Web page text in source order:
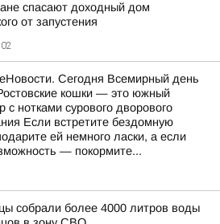
спасают доходный дом
от запустения
Сегодня Всемирный день
кошки — это южный
с нотками сурового дворового
Если встретите бездомную
ей немного ласки, а если
— покормите...
собрали более 4000 литров воды